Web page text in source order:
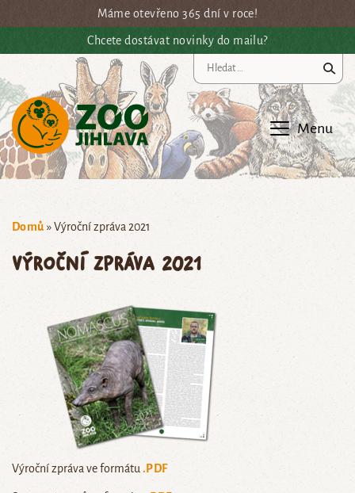
Přejít na hlavní obsahMáme otevřeno 365 dní v roce!
Chcete dostávat novinky do mailu?
Menu
Domů »Výroční zpráva 2021
Výroční zpráva 2021
Výroční zpráva ve formátu.PDF